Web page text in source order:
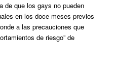
de que los gays no pueden
en los doce meses previos
a las precauciones que
de riesgo” de